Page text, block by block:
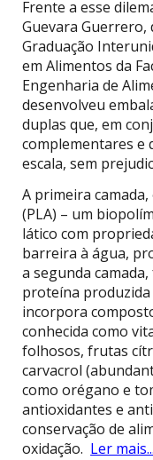
Frente a esse
Guevara
Graduação
em Alimentos da
Engenharia de
desenvolveu
duplas que, em
complementares e
escala, sem
A primeira
(PLA) – um
lático com
barreira à água,
a segunda
proteína
incorpora
conhecida como
folhosos, frutas
carvacrol
como orégano e
antioxidantes e
conservação de
oxidação. Ler mais...